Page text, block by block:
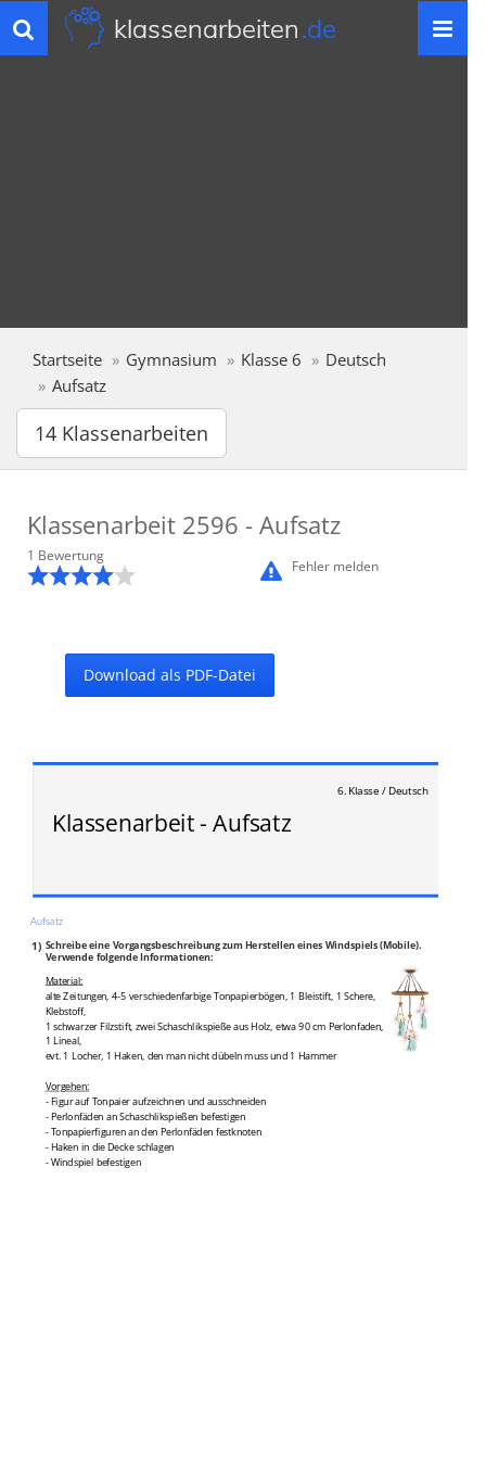
Toggle
navigation
klassenarbeiten.de
Startseite Gymnasium Klasse 6
Deutsch
Aufsatz
14 Klassenarbeiten
Klassenarbeit 2596 - Aufsatz
Fehler melden
1 Bewertung
Download als PDF-Datei
6. Klasse / Deutsch
Klassenarbeit - Aufsatz
Aufsatz
1) Schreibe eine Vorgangsbeschreibung zum Herstellen eines Windspiels (Mobile).
Verwende folgende Informationen:
Material:
alte Zeitungen, 4-5 verschiedenfarbige Tonpapierbögen, 1 Bleistift, 1 Schere,
Klebstoff,
1 schwarzer Filzstift, zwei Schaschlikspieße aus Holz, etwa 90 cm Perlonfaden,
1 Lineal,
evt. 1 Locher, 1 Haken, den man nicht dübeln muss und 1 Hammer
Vorgehen:
- Figur auf Tonpaier aufzeichnen und ausschneiden
- Perlonfäden an Schaschlikspießen befestigen
- Tonpapierfiguren an den Perlonfäden festknoten
- Haken in die Decke schlagen
- Windspiel befestigen